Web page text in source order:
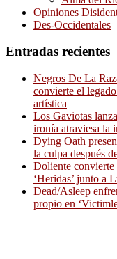
Opiniones
Des-Occidentales
Entradas recientes
Negros De La
convierte el
artística
Los Gaviotas
ironía atraviesa la
Dying Oath
la culpa después
Doliente convierte
‘Heridas’ junto a
Dead/Asleep
propio en